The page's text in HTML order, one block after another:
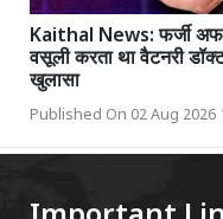
Kaithal News: फर्जी
वसूली करता था वैटनरी
खुलासा
Published On 02 Aug 2026